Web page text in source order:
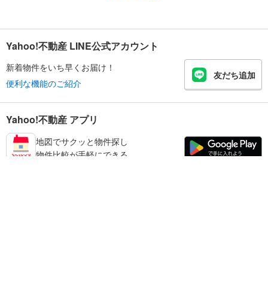
Yahoo!不動産 LINE公式アカウント
新着物件をいち早くお届け！
便利な機能のご紹介
友だち追加
Yahoo!不動産 アプリ
地図でサクッと物件探し
物件比較が手軽にできる